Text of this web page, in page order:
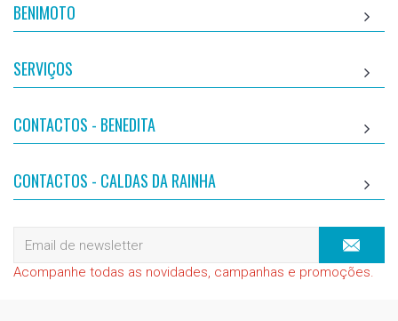
BENIMOTO
SERVIÇOS
CONTACTOS - BENEDITA
CONTACTOS - CALDAS DA RAINHA
Acompanhe todas as novidades, campanhas e promoções.